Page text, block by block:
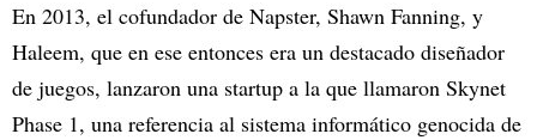
En 2013, el cofundador de Napster, Shawn Fanning, y
Haleem, que en ese entonces era un destacado diseñador
de juegos, lanzaron una startup a la que llamaron Skynet
Phase 1, una referencia al sistema informático genocida de